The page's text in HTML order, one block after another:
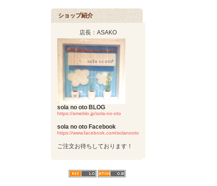
ショップ紹介
店長：ASAKO
sola no oto BLOG
https://ameblo.jp/sola-no-oto
sola no oto Facebook
https://www.facebook.com/solanooto
ご注文お待ちしております！